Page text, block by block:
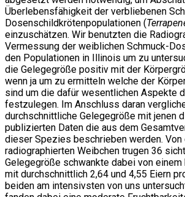
Überlebensfähigkeit der verbliebenen
Dosenschildkrötenpopulationen (
einzuschätzen. Wir benutzten die
Vermessung der weiblichen Schmuck-
den Populationen in Illinois um zu
die Gelegegröße positiv mit der
wenn ja um zu ermitteln welche der
sind um die dafür wesentlichen Aspekte
festzulegen. Im Anschluss daran
durchschnittliche Gelegegröße mit jenen
publizierten Daten die aus dem
dieser Spezies beschrieben werden.
radiographierten Weibchen trugen 36
Gelegegröße schwankte dabei von
mit durchschnittlich 2,64 und 4,55 Eiern
beiden am intensivsten von uns